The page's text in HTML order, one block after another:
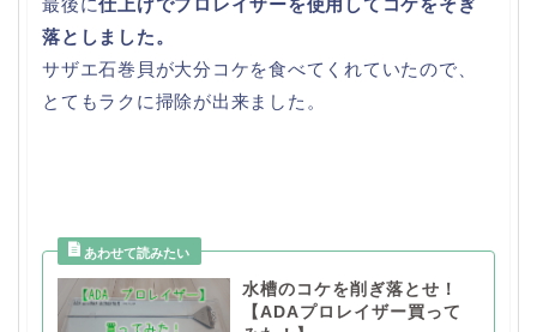
最後に仕上げでプロレイザーを使用してコケをそぎ
落としました。
サザエ石巻貝が大分コケを食べてくれていたので、
とてもラクに掃除が出来ました。
水槽のコケを削ぎ落とせ！
【ADAプロレイザー買って